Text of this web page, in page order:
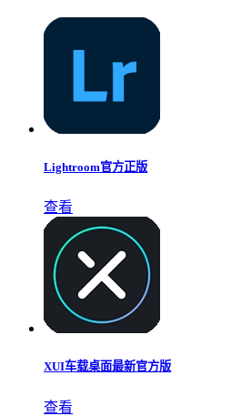
Lightroom官方正版
查看
XUI车载桌面最新官方版
查看